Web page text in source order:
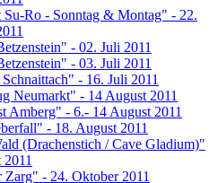
Su-Ro - Sonntag & Montag" - 22.
- 02. Juli 2011
- 03. Juli 2011
- 16. Juli 2011
Neumarkt" - 14 August 2011
Amberg" - 6.- 14 August 2011
- 18. August 2011
(Drachenstich / Cave Gladium)"
Zarg" - 24. Oktober 2011